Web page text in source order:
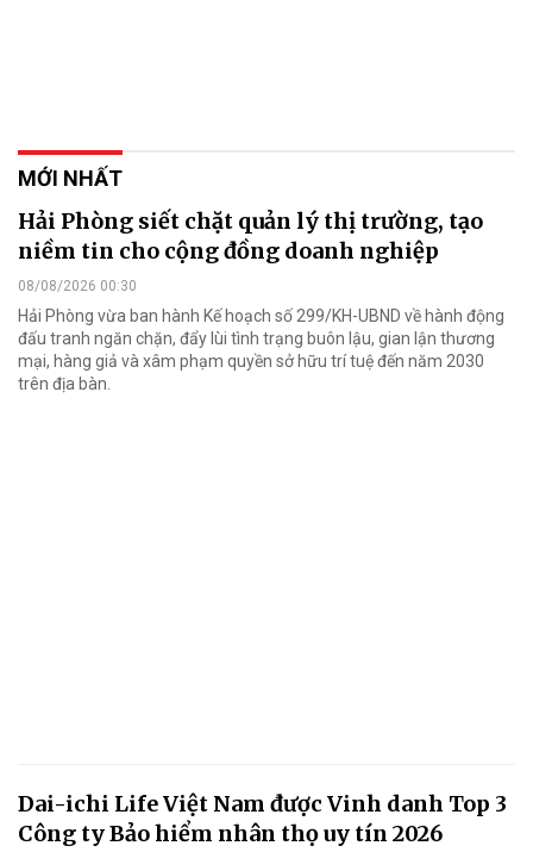
MỚI NHẤT
Hải Phòng siết chặt quản lý thị trường, tạo
niềm tin cho cộng đồng doanh nghiệp
08/08/2026 00:30
Hải Phòng vừa ban hành Kế hoạch số 299/KH-UBND về hành động
đấu tranh ngăn chặn, đẩy lùi tình trạng buôn lậu, gian lận thương
mại, hàng giả và xâm phạm quyền sở hữu trí tuệ đến năm 2030
trên địa bàn.
Dai-ichi Life Việt Nam được Vinh danh Top 3
Công ty Bảo hiểm nhân thọ uy tín 2026